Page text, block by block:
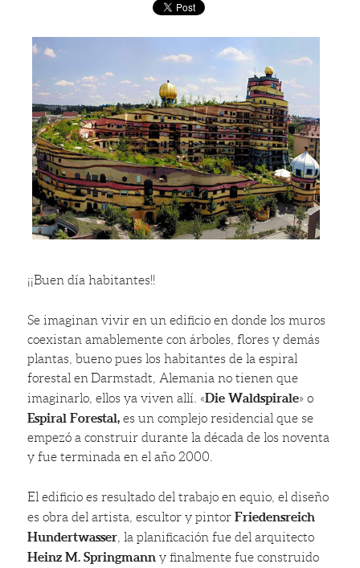
¡¡Buen día habitantes!!
Se imaginan vivir en un edificio en donde los muros
coexistan amablemente con árboles, flores y demás
plantas, bueno pues los habitantes de la espiral
forestal en Darmstadt, Alemania no tienen que
imaginarlo, ellos ya viven allí. «Die Waldspirale» o
Espiral Forestal, es un complejo residencial que se
empezó a construir durante la década de los noventa
y fue terminada en el año 2000.
El edificio es resultado del trabajo en equio, el diseño
es obra del artista, escultor y pintorFriedensreich
Hundertwasser , la planificación fue del arquitecto
Heinz M. Springmann y finalmente fue construido